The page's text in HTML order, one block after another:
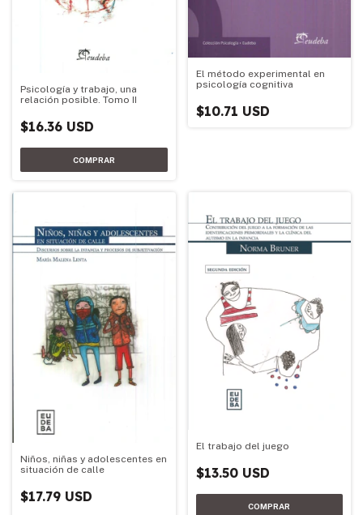
Psicología y trabajo, una
relación posible. Tomo II
$16.36 USD
El método experimental en
psicología cognitiva
$10.71 USD
Niños, niñas y adolescentes en
situación de calle
$17.79 USD
El trabajo del juego
$13.50 USD